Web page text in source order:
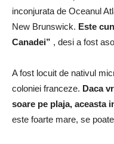
inconjurata de Oceanul
New Brunswick. Este
Canadei” , desi a fost
A fost locuit de nativul
coloniei franceze. Daca
soare pe plaja, aceasta
este foarte mare, se